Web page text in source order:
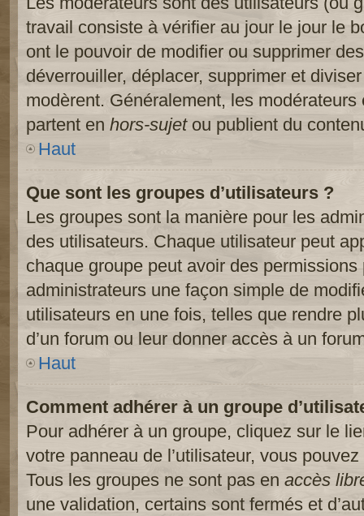
travail consiste à vérifier au jour le jour le
ont le pouvoir de modifier ou supprimer
déverrouiller, déplacer, supprimer et
modèrent. Généralement, les
partent en hors-sujetou publient du
Haut
Que sont les groupes d’utilisateurs ?
Les groupes sont la manière pour les
des utilisateurs. Chaque utilisateur peut
chaque groupe peut avoir des
administrateurs une façon simple de
utilisateurs en une fois, telles que rendre
d’un forum ou leur donner accès à un
Haut
Comment adhérer à un groupe
Pour adhérer à un groupe, cliquez sur le
votre panneau de l’utilisateur, vous
Tous les groupes ne sont pas en accès
une validation, certains sont fermés et